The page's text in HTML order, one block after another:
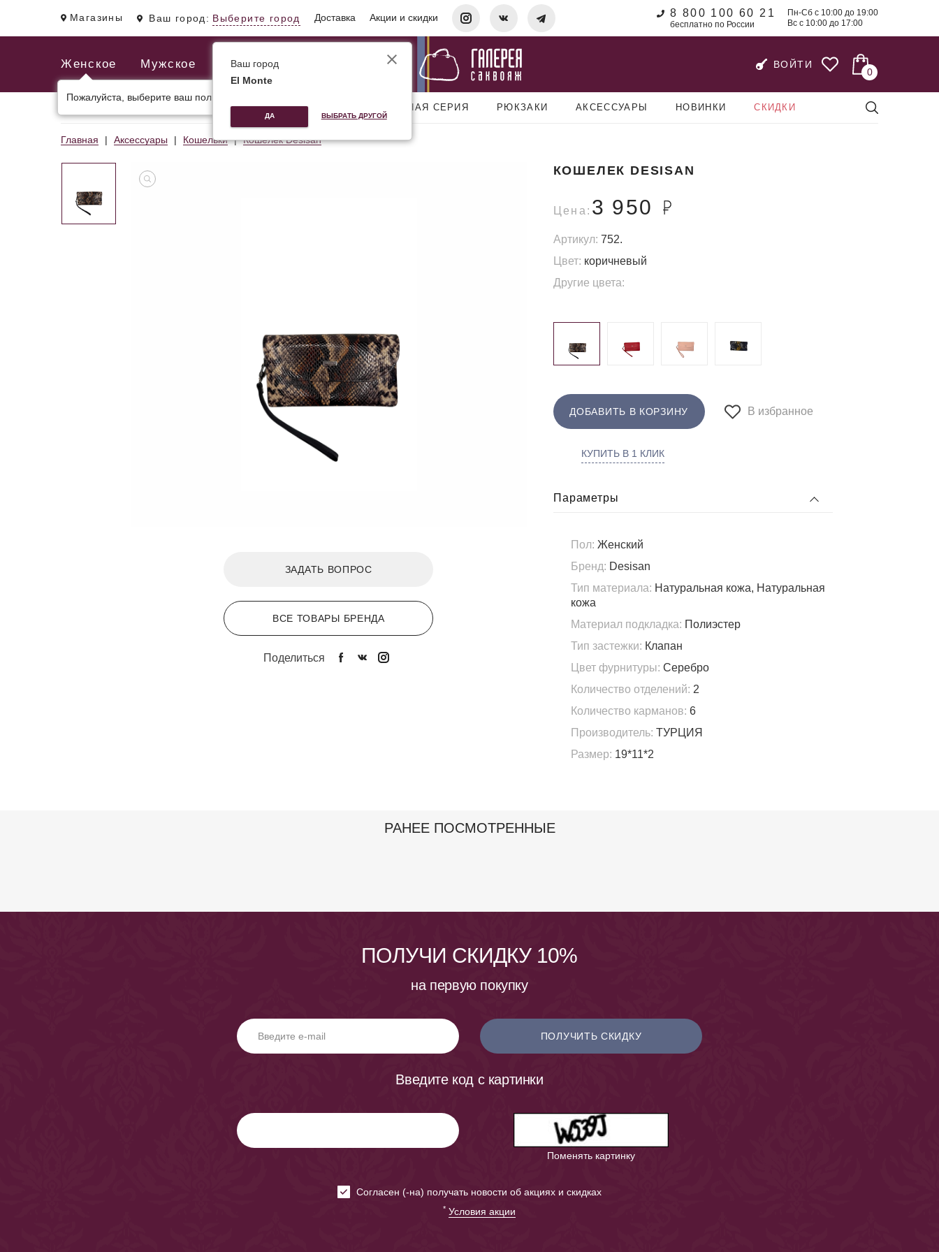
Магазины Ваш город: Выберите город Доставка Акции и скидки 8 800 100 60 21
бесплатно по России
Пн-Сб с 10:00 до 19:00
Вс с 10:00 до 17:00
Женское Мужское
Пожалуйста, выберите ваш пол.
ВОЙТИ
0
МУЖСКИЕ И ДЕЛОВЫЕ СУМКИ ДОРОЖНАЯ СЕРИЯ РЮКЗАКИ АКСЕССУАРЫ НОВИНКИ СКИДКИ
Главная Аксессуары Кошельки Кошелек Desisan
ЗАДАТЬ ВОПРОС
ВСЕ ТОВАРЫ БРЕНДА
Поделиться
КОШЕЛЕК DESISAN
Цена: 3 950
Артикул: 752.
Цвет: коричневый
Другие цвета:
ДОБАВИТЬ В КОРЗИНУ В избранное
КУПИТЬ В 1 КЛИК
Параметры
Пол: Женский
Бренд: Desisan
Тип материала: Натуральная кожа, Натуральная
кожа
Материал подкладка: Полиэстер
Тип застежки: Клапан
Цвет фурнитуры: Серебро
Количество отделений: 2
Количество карманов: 6
Производитель: ТУРЦИЯ
Размер: 19*11*2
РАНЕЕ ПОСМОТРЕННЫЕ
ПОЛУЧИ СКИДКУ 10%
на первую покупку
ПОЛУЧИТЬ СКИДКУ
Введите код с картинки
Поменять картинку
Cогласен (-на) получать новости об акциях и скидках
* Условия акции
Ваш город
El Monte
ДА ВЫБРАТЬ ДРУГОЙ